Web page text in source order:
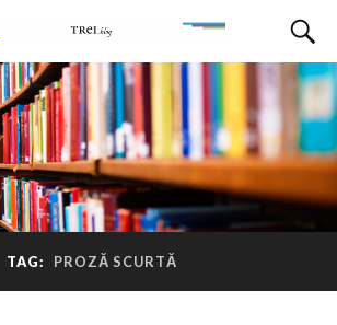
TAG: PROZĂ SCURTĂ